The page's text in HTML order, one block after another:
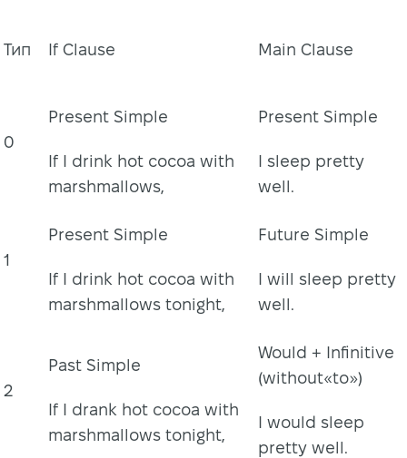
Тип If Clause Main Clause
0
Present Simple
If I drink hot cocoa with
marshmallows,
Present Simple
I sleep pretty
well.
1
Present Simple
If I drink hot cocoa with
marshmallows tonight,
Future Simple
I will sleep pretty
well.
2
Past Simple
If I drank hot cocoa with
marshmallows tonight,
Would + Infinitive
(without«to»)
I would sleep
pretty well.